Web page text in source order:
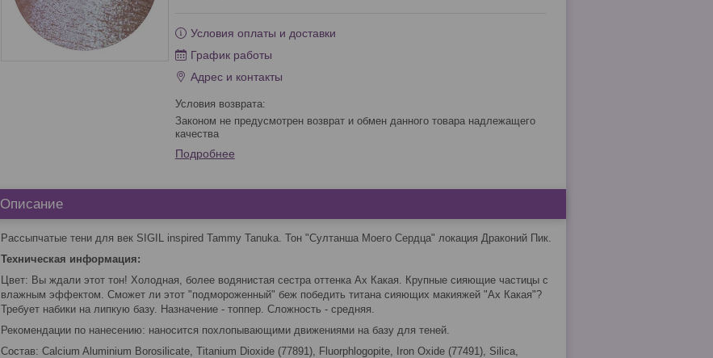
Условия оплаты и доставки
График работы
Адрес и контакты
Законом не предусмотрен возврат и обмен данного товара надлежащего
качества
Подробнее
Описание
Рассыпчатые тени для век SIGIL inspired Tammy Tanuka. Тон "Султанша Моего Сердца" локация Драконий Пик.
Техническая информация:
Цвет: Вы ждали этот тон! Холодная, более водянистая сестра оттенка Ах Какая. Крупные сияющие частицы с
влажным эффектом. Сможет ли этот "подмороженный" беж победить титана сияющих макияжей "Ах Какая"?
Требует набики на липкую базу. Назначение - топпер. Сложность - средняя.
Рекомендации по нанесению: наносится похлопывающими движениями на базу для теней.
Состав: Calcium Aluminium Borosilicate, Titanium Dioxide (77891), Fluorphlogopite, Iron Oxide (77491), Silica,